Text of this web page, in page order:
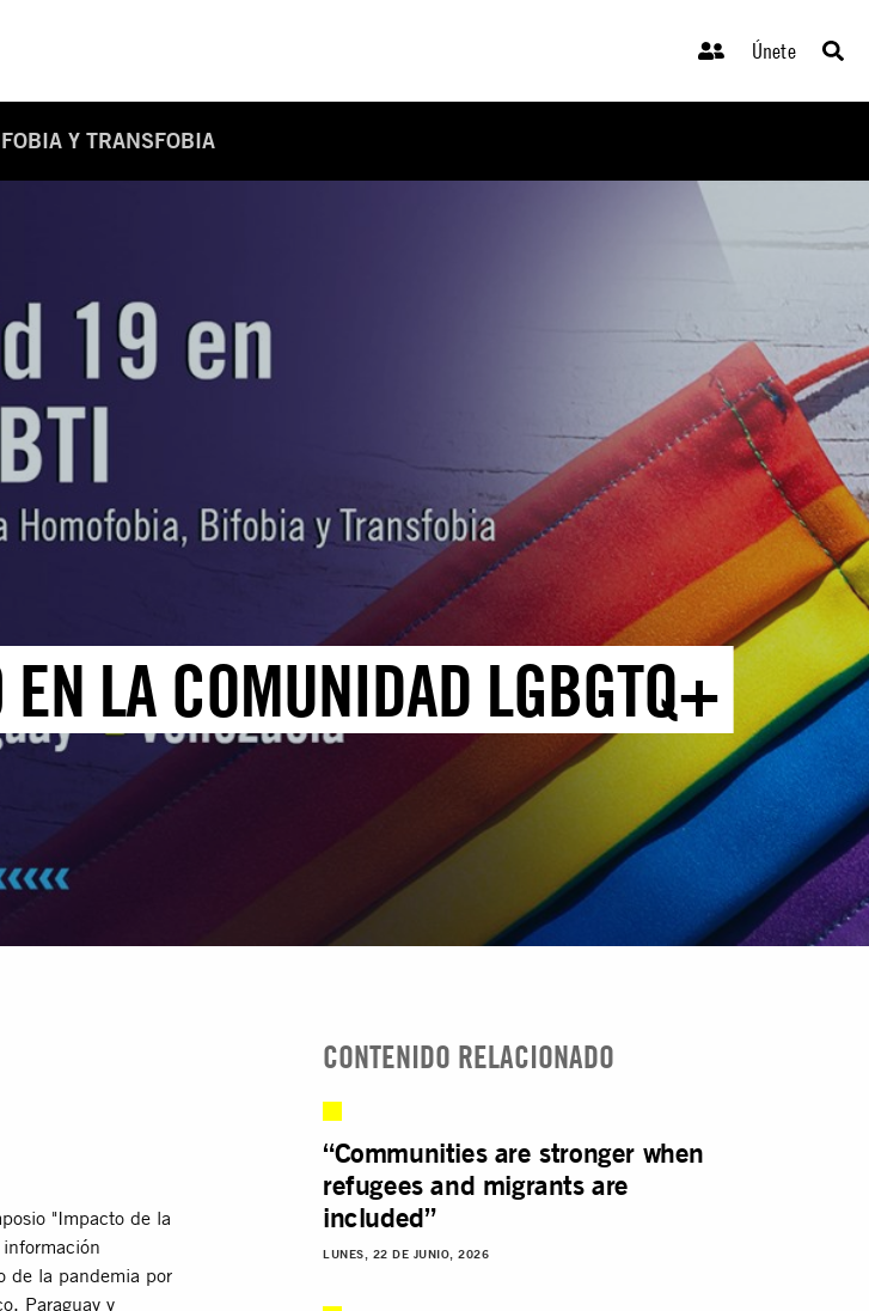
Únete
Y TRANSFOBIA
LA COMUNIDAD LGBGTQ+
"Impacto de la
de la pandemia por
Paraguay y
CONTENIDO RELACIONADO
“Communities are stronger when
refugees and migrants are
included”
LUNES, 22 DE JUNIO, 2026